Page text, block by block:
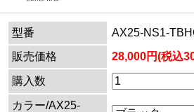
型番
AX25-NS1-
販売価格
28,000円(税込
購入数
カラー/AX25-